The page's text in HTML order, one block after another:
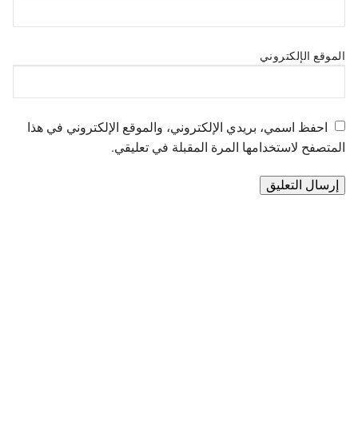
الموقع الإلكتروني
احفظ اسمي، بريدي الإلكتروني، والموقع الإلكتروني في هذا
المتصفح لاستخدامها المرة المقبلة في تعليقي.